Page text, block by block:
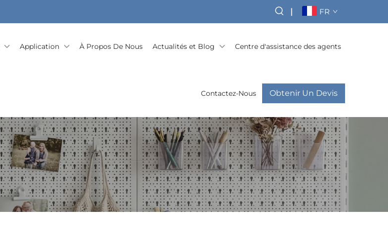
| FR
Application À Propos De Nous Actualités et Blog Centre d'assistance des agents
Contactez-Nous Obtenir Un Devis